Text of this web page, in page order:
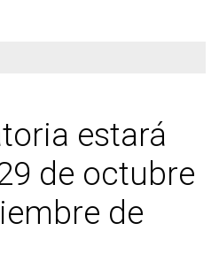
estará
de octubre
de